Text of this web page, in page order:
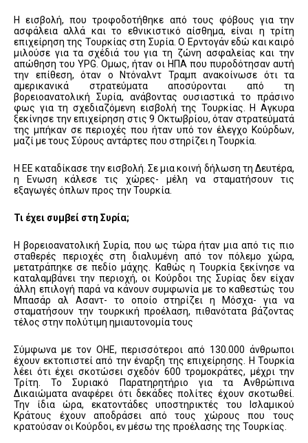
Η εισβολή, που τροφοδοτήθηκε από τους φόβους για την
ασφάλεια αλλά και το εθνικιστικό αίσθημα, είναι η τρίτη
επιχείρηση της Τουρκίας στη Συρία. Ο Ερντογάν εδώ και καιρό
μιλούσε για τα σχέδιά του για τη ζώνη ασφαλείας και την
απώθηση του YPG. Ομως, ήταν οι ΗΠΑ που πυροδότησαν αυτή
την επίθεση, όταν ο Ντόναλντ Τραμπ ανακοίνωσε ότι τα
αμερικανικά στρατεύματα αποσύρονται από τη
βορειοανατολική Συρία, ανάβοντας ουσιαστικά το πράσινο
φως για τη σχεδιαζόμενη εισβολή της Τουρκίας. Η Αγκυρα
ξεκίνησε την επιχείρηση στις 9 Οκτωβρίου, όταν στρατεύματά
της μπήκαν σε περιοχές που ήταν υπό τον έλεγχο Κούρδων,
μαζί με τους Σύρους αντάρτες που στηρίζει η Τουρκία.
Η ΕΕ καταδίκασε την εισβολή. Σε μια κοινή δήλωση τη Δευτέρα,
η Ενωση κάλεσε τις χώρες- μέλη να σταματήσουν τις
εξαγωγές όπλων προς την Τουρκία.
Τι έχει συμβεί στη Συρία;
Η βορειοανατολική Συρία, που ως τώρα ήταν μια από τις πιο
σταθερές περιοχές στη διαλυμένη από τον πόλεμο χώρα,
μετατράπηκε σε πεδίο μάχης. Καθώς η Τουρκία ξεκίνησε να
καταλαμβάνει την περιοχή, οι Κούρδοι της Συρίας δεν είχαν
άλλη επιλογή παρά να κάνουν συμφωνία με το καθεστώς του
Μπασάρ αλ Ασαντ- το οποίο στηρίζει η Μόσχα- για να
σταματήσουν την τουρκική προέλαση, πιθανότατα βάζοντας
τέλος στην πολύτιμη ημιαυτονομία τους
Σύμφωνα με τον ΟΗΕ, περισσότεροι από 130.000 άνθρωποι
έχουν εκτοπιστεί από την έναρξη της επιχείρησης. Η Τουρκία
λέει ότι έχει σκοτώσει σχεδόν 600 τρομοκράτες, μέχρι την
Τρίτη. Το Συριακό Παρατηρητήριο για τα Ανθρώπινα
Δικαιώματα αναφέρει ότι δεκάδες πολίτες έχουν σκοτωθεί.
Την ίδια ώρα, εκατοντάδες υποστηρικτές του Ισλαμικού
Κράτους έχουν αποδράσει από τους χώρους που τους
κρατούσαν οι Κούρδοι, εν μέσω της προέλασης της Τουρκίας.